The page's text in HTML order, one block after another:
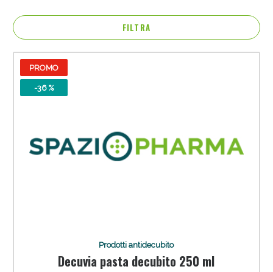
FILTRA
PROMO
-36 %
Prodotti antidecubito
Decuvia pasta decubito 250 ml
Anticellulite e Fanghi: Sconto fino al 40% valido